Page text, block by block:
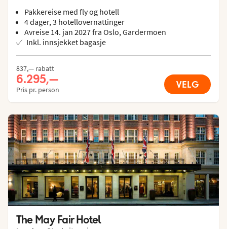
Pakkereise med fly og hotell
4 dager, 3 hotellovernattinger
Avreise 14. jan 2027 fra Oslo, Gardermoen
Inkl. innsjekket bagasje
837,— rabatt
6.295,—
Pris pr. person VELG
The May Fair Hotel